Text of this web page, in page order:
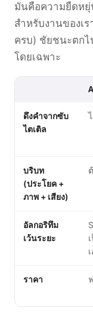
มันคือความยืดหยุ่
สำหรับงานของเ
ครบ) ชัยชนะตกไ
โดยเฉพาะ
ดึงคำจากซับ
ไตเติล
บริบท
(ประโยค +
ภาพ + เสียง)
อัลกอริทึม
เว้นระยะ
ราคา